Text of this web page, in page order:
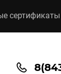
сертификаты